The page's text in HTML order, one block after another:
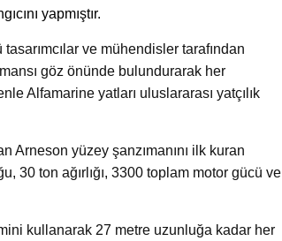
yapmıştır.
ve mühendisler tarafından
göz önünde bulundurarak her
Alfamarine yatları uluslararası yatçılık
Arneson yüzey şanzımanını ilk kuran
30 ton ağırlığı, 3300 toplam motor gücü ve
kullanarak 27 metre uzunluğa kadar her